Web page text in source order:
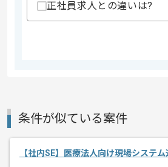
仮設資機材
を展開して
基本的には
正社員求人との違いは?
条件が似ている案件
【社内SE】医療法人向け現場システ